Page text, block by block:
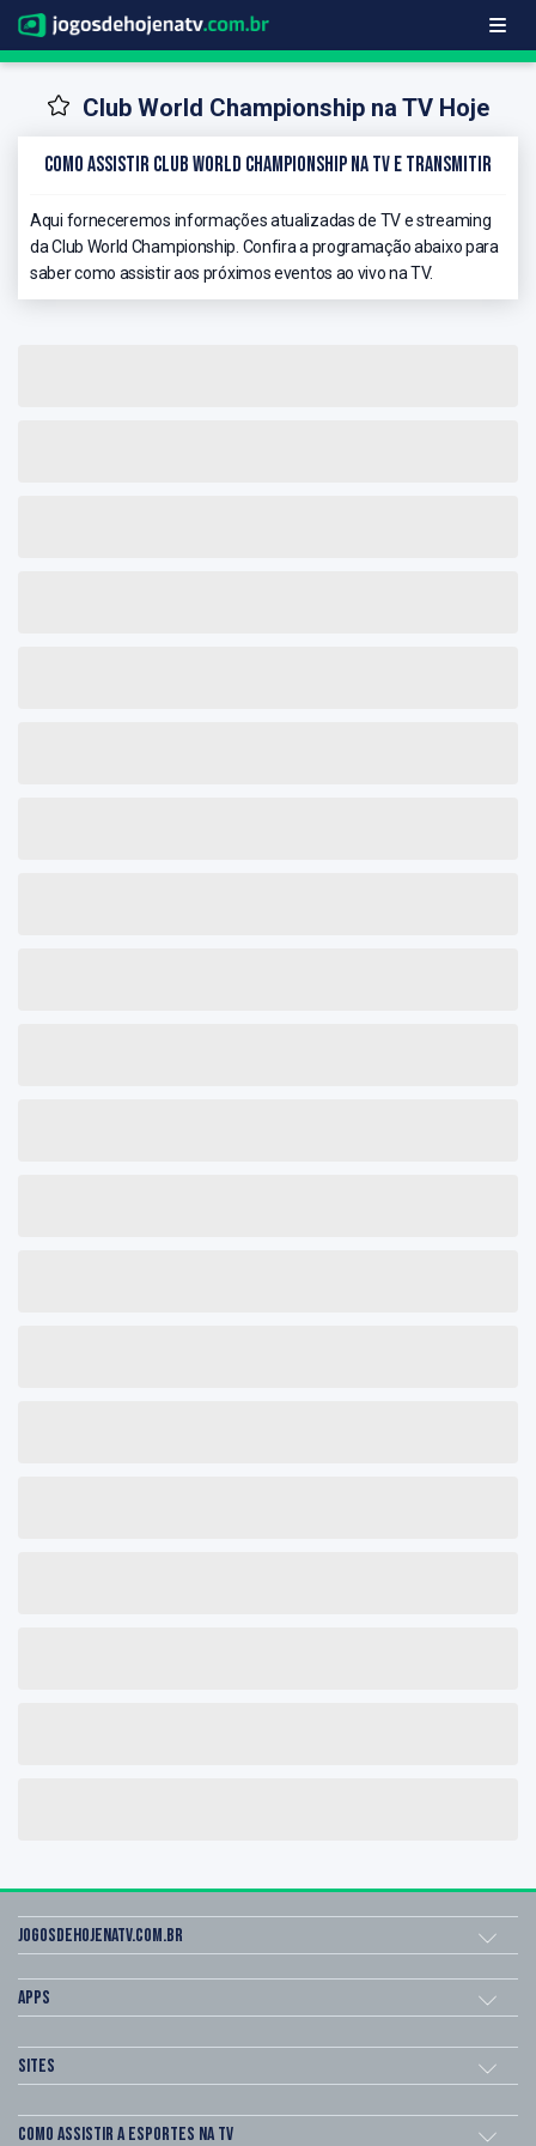
Club World Championship na TV Hoje
Como Assistir Club World Championship na TV e Transmitir
Aqui forneceremos informações atualizadas de TV e streaming
da Club World Championship. Confira a programação abaixo para
saber como assistir aos próximos eventos ao vivo na TV.
Jogosdehojenatv.com.br
Apps
Sites
Como assistir a esportes na TV